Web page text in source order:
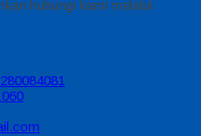
hubungi kami melalui